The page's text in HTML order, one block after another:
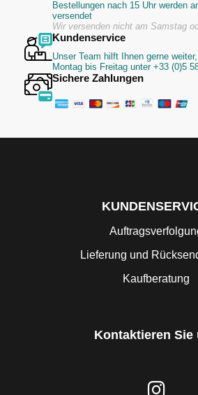
Bestellungen nach 15 Uhr werden
versendet
Wir versenden nicht am Samstag
Kundenservice
Unser Team hilft Ihnen gerne weiter,
Montag bis Freitag unter +33 (0)5
Sichere Zahlungen
Lieferung und
Kaufberatung
Kontaktieren Sie